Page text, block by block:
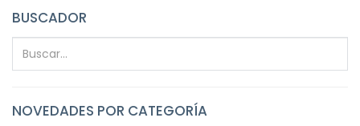
BUSCADOR
NOVEDADES POR CATEGORÍA